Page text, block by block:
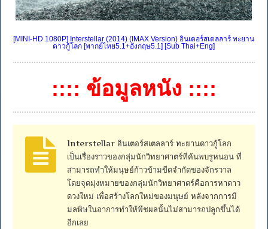
[MINI-HD 1080P] Interstellar (2014) (IMAX Version) อินเตอร์สเตลลาร์ ทะยาน
ดาวกู้โลก [พากย์ไทย5.1+อังกฤษ5.1] [Sub Thai+Eng]
:::: ข้อมูลหนัง ::::
Interstellar อินเตอร์สเตลลาร์ ทะยานดาวกู้โลก
เป็นเรื่องราวของกลุ่มนักวิทยาศาตร์ที่ค้นพบรูหนอน ที่
สามารถทำให้มนุษย์ก้าวข้ามขีดจำกัดของจักรวาล
โดยจุดมุ่งหมายของกลุ่มนักวิทยาศาตร์คือการหาดาว
ดวงใหม่ เพื่อสร้างโลกใหม่ของมนุษย์ หลังจากการมี
มลพิษในอาการทำให้พืชผลนั้นไม่สามารถปลูกขึ้นได้
อีกเลย